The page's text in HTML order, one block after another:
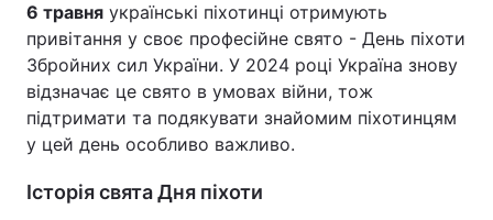
Головна Війна
Україна Політика
Спорт Наука
Техно і зв'язок
6 травня українські піхотинці отримують
привітання у своє професійне свято - День піхоти
Збройних сил України. У 2024 році Україна знову
відзначає це свято в умовах війни, тож
підтримати та подякувати знайомим піхотинцям
у цей день особливо важливо.
Історія свята Дня піхоти